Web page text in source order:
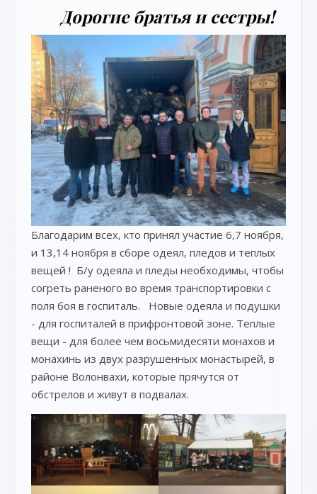
Дорогие братья и сестры!
Благодарим всех, кто принял участие 6,7 ноября,
и 13,14 ноября в сборе одеял, пледов и теплых
вещей ! Б/у одеяла и пледы необходимы, чтобы
согреть раненого во время транспортировки с
поля боя в госпиталь. Новые одеяла и подушки
- для госпиталей в прифронтовой зоне. Теплые
вещи - для более чем восьмидесяти монахов и
монахинь из двух разрушенных монастырей, в
районе Волонвахи, которые прячутся от
обстрелов и живут в подвалах.